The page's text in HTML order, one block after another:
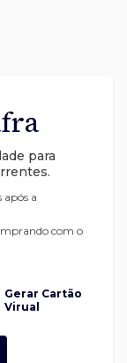
para
a
com o
Gerar Cartão
Virual